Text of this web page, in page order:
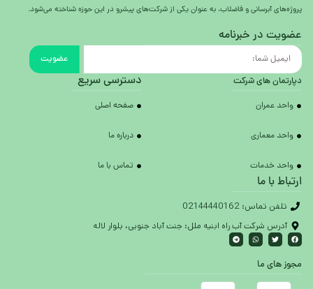
پروژه‌های آبرسانی و فاضلاب، به عنوان یکی از شرکت‌های پیشرو در این حوزه شناخته می‌شود.
عضویت در خبرنامه
عضویت
دپارتمان های شرکت
واحد عمران
واحد معماری
واحد خدمات
دسترسی سریع
صفحه اصلی
درباره ما
تماس با ما
ارتباط با ما
تلفن تماس: 02144440162
آدرس شرکت آب راه ابنیه ملل: جنت آباد جنوبی، بلوار لاله
مجوز های ما